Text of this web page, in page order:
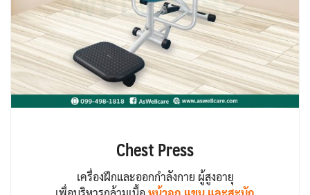
Chest Press
เครื่องฝึกและออกกำลังกาย ผู้สูงอายุ